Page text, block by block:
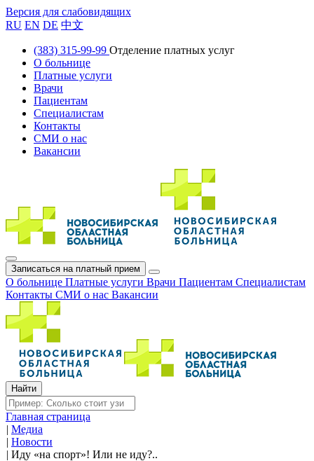
Версия для слабовидящих
RU EN DE 中文
(383) 315-99-99 Отделение платных услуг
О больнице
Платные услуги
Врачи
Пациентам
Специалистам
Контакты
СМИ о нас
Вакансии
Записаться на платный прием
О больнице Платные услуги Врачи Пациентам Специалистам
Контакты СМИ о нас Вакансии
Главная страница
| Медиа
| Новости
| Иду «на спорт»! Или не иду?..